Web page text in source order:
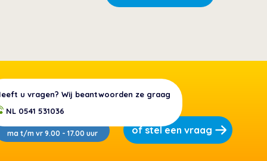
u vragen? Wij beantwoorden ze graag
NL 0541 531036
ma t/m vr 9.00 - 17.00 uur of stel een vraag